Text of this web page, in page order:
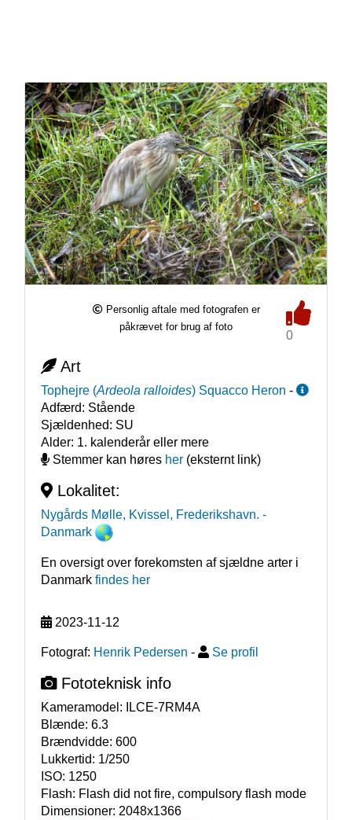
Personlig aftale med fotografen er
påkrævet for brug af foto
0
Art
Tophejre (Ardeola ralloides) Squacco Heron -
Adfærd: Stående
Sjældenhed: SU
Alder: 1. kalenderår eller mere
Stemmer kan høres her(eksternt link)
Lokalitet:
Nygårds Mølle, Kvissel, Frederikshavn. -
Danmark
En oversigt over forekomsten af sjældne arter i
Danmark findes her
2023-11-12
Fotograf: Henrik Pedersen - Se profil
Fototeknisk info
Kameramodel:
ILCE-7RM4A
Blænde: 6.3
Brændvidde: 600
Lukkertid: 1/250
ISO: 1250
Flash: Flash did not fire, compulsory flash mode
Dimensioner: 2048x1366